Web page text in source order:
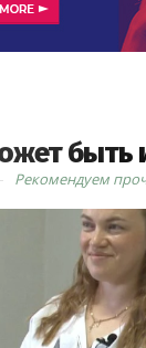
быть
Рекомендуем